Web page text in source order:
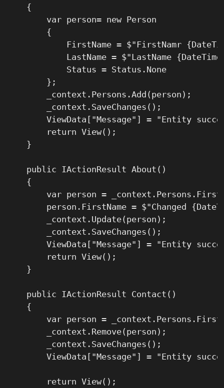
    {
        var person= new Person
        {
FirstName = $"FirstNamr
LastName = $"LastName
            Status = Status.None
        };
        _context.Persons.Add(person);
        _context.SaveChanges();
ViewData["Message"] = "Entity
        return View();
    }
    public IActionResult About()
    {
var person =
person.FirstName = $"Changed
        _context.Update(person);
        _context.SaveChanges();
ViewData["Message"] = "Entity
        return View();
    }
    public IActionResult Contact()
    {
var person =
        _context.Remove(person);
        _context.SaveChanges();
ViewData["Message"] = "Entity
        return View();